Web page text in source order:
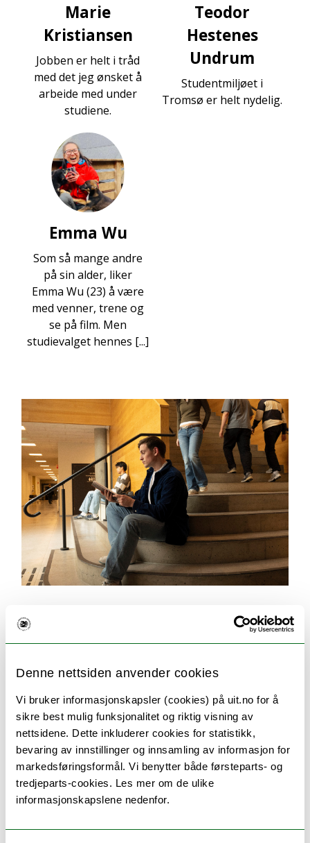
Denne nettsiden anvender cookies
Vi bruker informasjonskapsler (cookies) på uit.no for å
sikre best mulig funksjonalitet og riktig visning av
nettsidene. Dette inkluderer cookies for statistikk,
bevaring av innstillinger og innsamling av informasjon for
markedsføringsformål. Vi benytter både førsteparts- og
tredjeparts-cookies. Les mer om de ulike
informasjonskapslene nedenfor.
Marie
Kristiansen
Jobben er helt i tråd
med det jeg ønsket å
arbeide med under
studiene.
Teodor
Hestenes
Undrum
Studentmiljøet i
Tromsø er helt nydelig.
Emma Wu
Som så mange andre
på sin alder, liker
Emma Wu (23) å være
med venner, trene og
se på film. Men
studievalget hennes [...]
Søking og opptak
dokumentasjon du må sende inn, når du får svar